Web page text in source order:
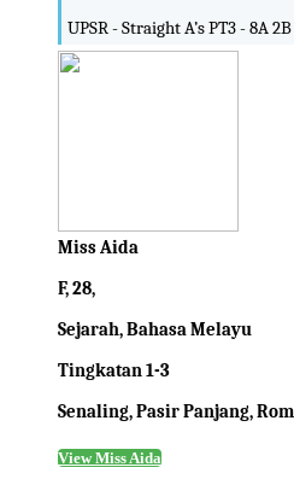
UPSR - Straight A’s PT3 - 8A
Miss Aida
F, 28,
Sejarah, Bahasa Melayu
Tingkatan 1-3
Senaling, Pasir Panjang,
View Miss Aida